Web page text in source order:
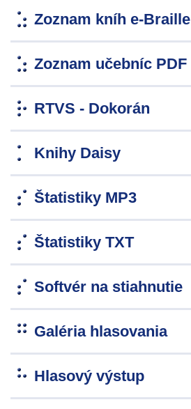
Zoznam kníh e-Braille
Zoznam učebníc PDF
RTVS - Dokorán
Knihy Daisy
Štatistiky MP3
Štatistiky TXT
Softvér na stiahnutie
Galéria hlasovania
Hlasový výstup